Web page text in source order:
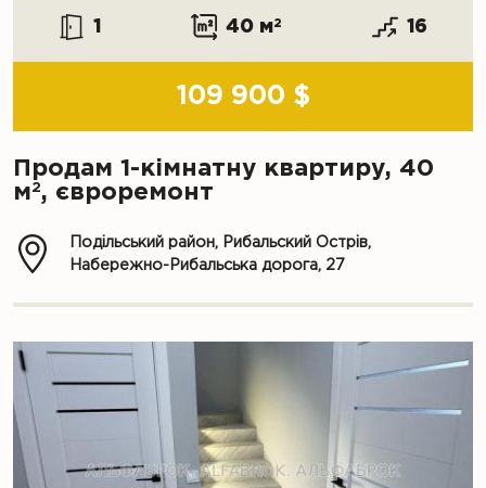
1 40 м2 16
109 900 $
Продам 1-кімнатну квартиру, 40
м2, євроремонт
Подільський район, Рибальский Острів,
Набережно-Рибальська дорога, 27